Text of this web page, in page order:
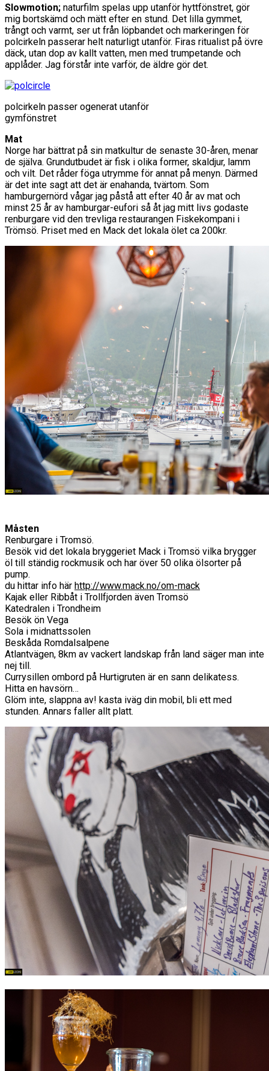
Slowmotion; naturfilm spelas upp utanför hyttfönstret, gör
mig bortskämd och mätt efter en stund. Det lilla gymmet,
trångt och varmt, ser ut från löpbandet och markeringen för
polcirkeln passerar helt naturligt utanför. Firas ritualist på övre
däck, utan dop av kallt vatten, men med trumpetande och
applåder. Jag förstår inte varför, de äldre gör det.
polcirkeln passer ogenerat utanför
gymfönstret
Mat
Norge har bättrat på sin matkultur de senaste 30-åren, menar
de själva. Grundutbudet är fisk i olika former, skaldjur, lamm
och vilt. Det råder föga utrymme för annat på menyn. Därmed
är det inte sagt att det är enahanda, tvärtom. Som
hamburgernörd vågar jag påstå att efter 40 år av mat och
minst 25 år av hamburgar-eufori så åt jag mitt livs godaste
renburgare vid den trevliga restaurangen Fiskekompani i
Trömsö. Priset med en Mack det lokala ölet ca 200kr.
Måsten
Renburgare i Tromsö.
Besök vid det lokala bryggeriet Mack i Tromsö vilka brygger
öl till ständig rockmusik och har över 50 olika ölsorter på
pump.
du hittar info här http://www.mack.no/om-mack
Kajak eller Ribbåt i Trollfjorden även Tromsö
Katedralen i Trondheim
Besök ön Vega
Sola i midnattssolen
Beskåda Romdalsalpene
Atlantvägen, 8km av vackert landskap från land säger man inte
nej till.
Currysillen ombord på Hurtigruten är en sann delikatess.
Hitta en havsörn…
Glöm inte, slappna av! kasta iväg din mobil, bli ett med
stunden. Annars faller allt platt.